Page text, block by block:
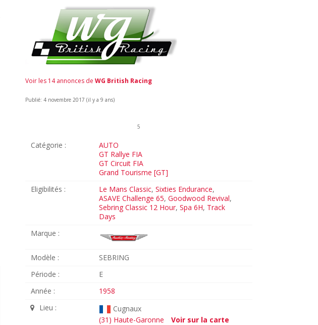
Voir les 14 annonces deWG British Racing
Publié: 4 novembre 2017 (il y a 9 ans)
5
Catégorie :
AUTO
GT Rallye FIA
GT Circuit FIA
Grand Tourisme [GT]
Eligibilités :
Le Mans Classic, Sixties Endurance,
ASAVE Challenge 65, Goodwood Revival,
Sebring Classic 12 Hour, Spa 6H, Track
Days
Marque :
Modèle :
SEBRING
Période :
E
Année :
1958
Lieu :
Cugnaux
(31) Haute-Garonne
Voir sur la carte